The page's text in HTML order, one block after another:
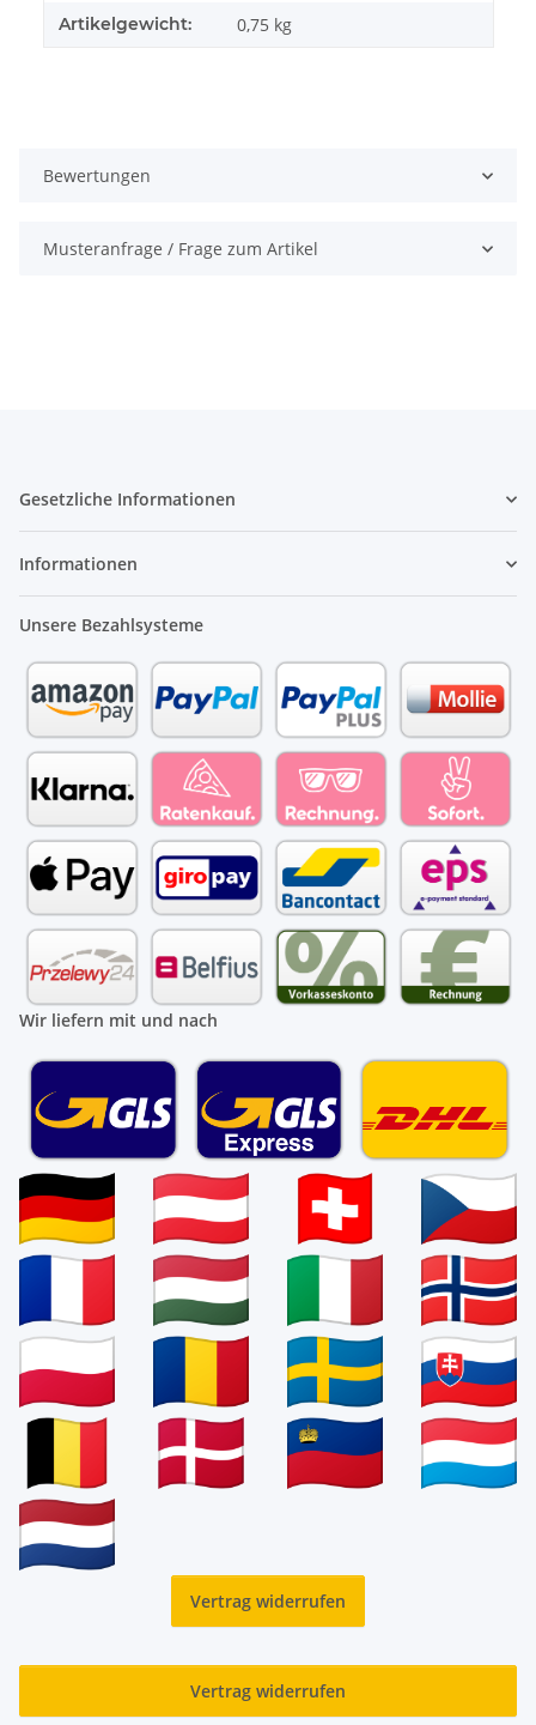
Artikelgewicht: 0,75 kg
Bewertungen
Musteranfrage / Frage zum Artikel
Gesetzliche Informationen
Informationen
Unsere Bezahlsysteme
Wir liefern mit und nach
Vertrag widerrufen
Vertrag widerrufen